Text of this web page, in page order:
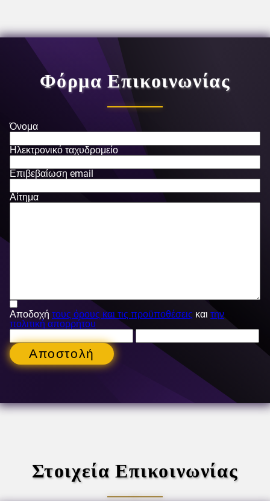
Φόρμα Επικοινωνίας
Όνομα
Ηλεκτρονικό ταχυδρομείο
Επιβεβαίωση email
Αίτημα
Αποδοχή τους όρους και τις προϋποθέσεις και την
πολιτική απορρήτου
Αποστολή
Στοιχεία Επικοινωνίας